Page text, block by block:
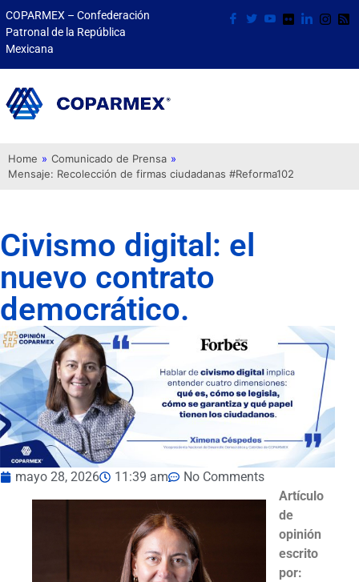
COPARMEX – Confederación
Patronal de la República
Mexicana
Home » Comunicado de Prensa »
Mensaje: Recolección de firmas ciudadanas #Reforma102
Civismo digital: el
nuevo contrato
democrático.
mayo 28, 2026 11:39 am
No Comments
Artículo
de
opinión
escrito
por: